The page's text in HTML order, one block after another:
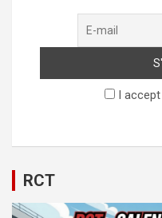
I accept
RCT